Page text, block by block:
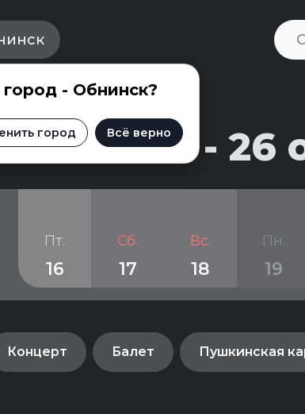
- Обнинск?
город Всё верно
на 16 - 26
Пт.
16
Сб.
17
Вс.
18
Пн.
19
Концерт Балет Пушкинская